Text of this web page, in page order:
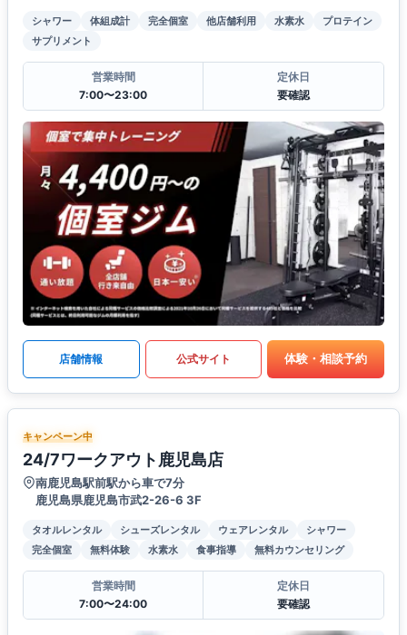
シャワー 体組成計 完全個室 他店舗利用 水素水
プロテイン
サプリメント
営業時間
7:00〜23:00
定休日
要確認
店舗情報 公式サイト 体験・相談予約
キャンペーン中
24/7ワークアウト鹿児島店
南鹿児島駅前駅から車で7分
鹿児島県鹿児島市武2-26-6 3F
タオルレンタル シューズレンタル ウェアレンタル
シャワー
完全個室
無料体験 水素水 食事指導 無料カウンセリング
営業時間
7:00〜24:00
定休日
要確認